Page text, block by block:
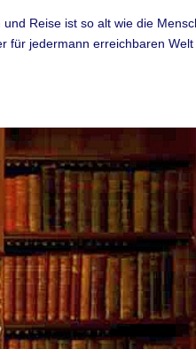
Reise ist so alt wie die
für jedermann erreichbaren Welt